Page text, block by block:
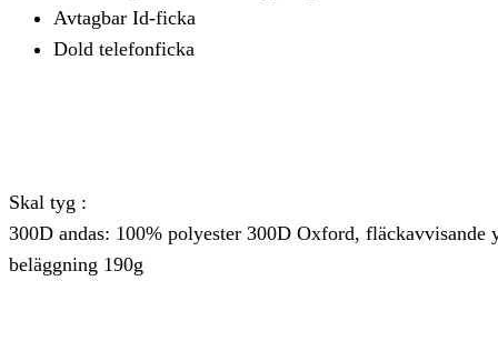
Avtagbar Id-ficka
Dold telefonficka
Skal tyg :
300D andas: 100% polyester 300D Oxford, fläckavvisande
beläggning 190g